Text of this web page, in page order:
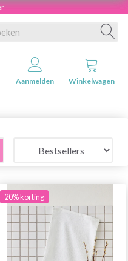
Aanmelden Winkelwagen
20% korting